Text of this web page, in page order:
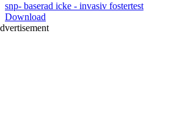
snp- baserad icke - invasiv fostertest
Download